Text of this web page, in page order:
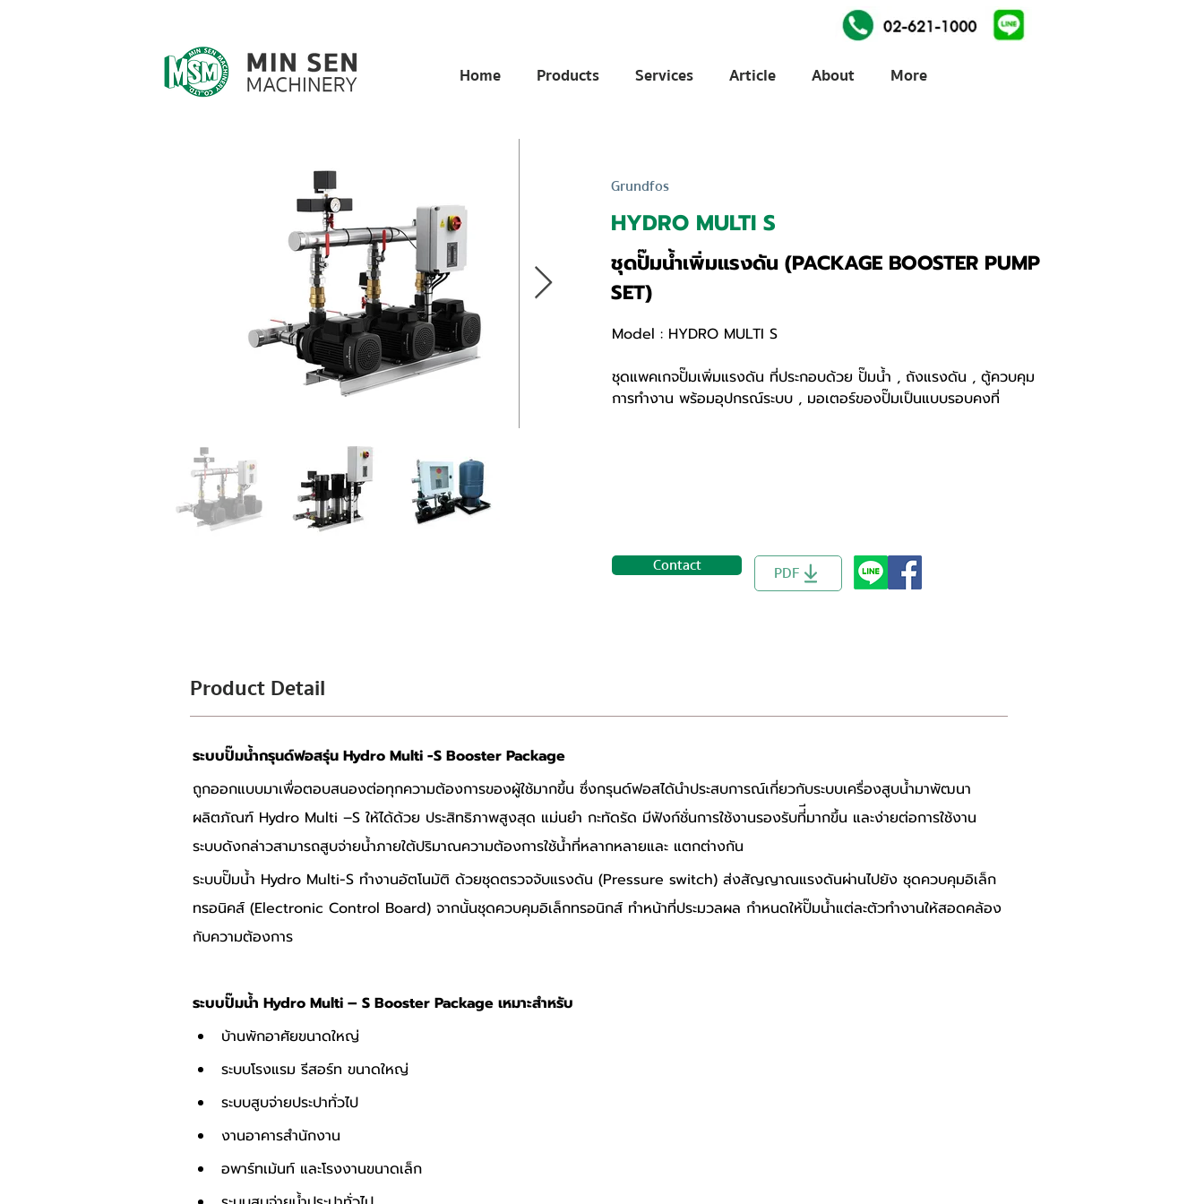
Home Products Services Article About More
Grundfos
HYDRO MULTI S
ชุดปั๊มน้ำเพิ่มแรงดัน (PACKAGE BOOSTER PUMP
SET)
Model : HYDRO MULTI S
ชุดแพคเกจปั๊มเพิ่มแรงดัน ที่ประกอบด้วย ปั๊มน้ำ , ถังแรงดัน , ตู้ควบคุม
การทำงาน พร้อมอุปกรณ์ระบบ , มอเตอร์ของปั๊มเป็นแบบรอบคงที่
Contact PDF
Product Detail
ระบบปั๊มน้ำกรุนด์ฟอสรุ่น Hydro Multi -S Booster Package
ถูกออกแบบมาเพื่อตอบสนองต่อทุกความต้องการของผู้ใช้มากขึ้น ซึ่งกรุนด์ฟอสได้นำประสบการณ์เกี่ยวกับระบบเครื่องสูบน้ำมาพัฒนา
ผลิตภัณฑ์ Hydro Multi –S ให้ได้ด้วย ประสิทธิภาพสูงสุด แม่นยำ กะทัดรัด มีฟังก์ชั่นการใช้งานรองรับที่ีมากขึ้น และง่ายต่อการใช้งาน
ระบบดังกล่าวสามารถสูบจ่ายน้ำภายใต้ปริมาณความต้องการใช้น้ำที่หลากหลายและ แตกต่างกัน
ระบบปั๊มน้ำ Hydro Multi-S ทำงานอัตโนมัติ ด้วยชุดตรวจจับแรงดัน (Pressure switch) ส่งสัญญาณแรงดันผ่านไปยัง ชุดควบคุมอิเล็ก
ทรอนิคส์ (Electronic Control Board) จากนั้นชุดควบคุมอิเล็กทรอนิกส์ ทำหน้าที่ประมวลผล กำหนดให้ปั๊มน้ำแต่ละตัวทำงานให้สอดคล้อง
กับความต้องการ
ระบบปั๊มน้ำ Hydro Multi – S Booster Package เหมาะสำหรับ
บ้านพักอาศัยขนาดใหญ่
ระบบโรงแรม รีสอร์ท ขนาดใหญ่
ระบบสูบจ่ายประปาทั่วไป
งานอาคารสำนักงาน
อพาร์ทเม้นท์ และโรงงานขนาดเล็ก